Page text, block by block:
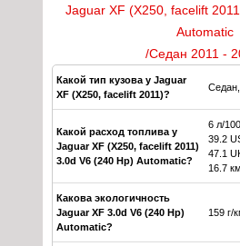
Jaguar XF (X250, facelift
Automatic
/Седан 2011 -
Какой тип кузова у Jaguar
XF (X250, facelift 2011)?
Какой расход топлива у
Jaguar XF (X250, facelift 2011)
3.0d V6 (240 Hp) Automatic?
6 л/
39.2
47.1
16.7
Какова экологичность
Jaguar XF 3.0d V6 (240 Hp)
Automatic?
159 г/